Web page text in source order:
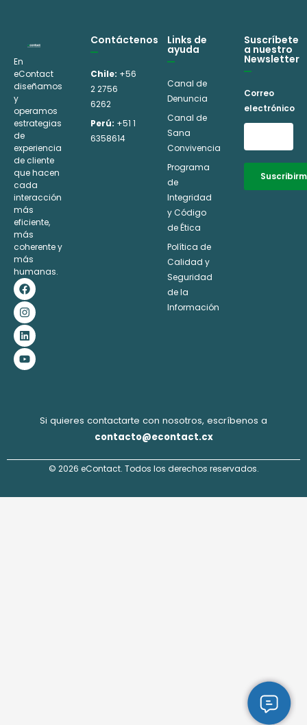
En
eContact
diseñamos
y
operamos
estrategias
de
experiencia
de cliente
que hacen
cada
interacción
más
eficiente,
más
coherente y
más
humanas.
F
a
c
e
b
o
o
k
I
n
s
t
a
g
r
a
m
L
i
n
k
e
d
i
n
Y
o
u
t
u
b
e
Contáctenos
Chile: +56
2 2756
6262
Perú: +51 1
6358614
Links de
ayuda
Canal de
Denuncia
Canal de
Sana
Convivencia
Programa
de
Integridad
y Código
de Ética
Política de
Calidad y
Seguridad
de la
Información
Suscríbete
a nuestro
Newsletter
Correo
electrónico
Si quieres contactarte con nosotros, escríbenos a
contacto@econtact.cx
© 2026 eContact. Todos los derechos reservados.